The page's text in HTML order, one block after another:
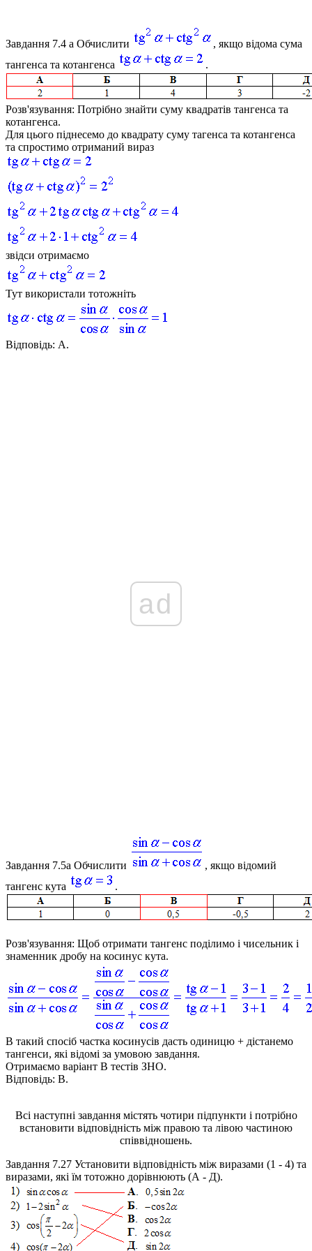
Завдання 7.4 а Обчислити
, якщо відома сума
тангенса та котангенса
.
Розв'язування: Потрібно знайти суму квадратів тангенса та
котангенса.
Для цього піднесемо до квадрату суму тагенса та котангенса
та спростимо отриманий вираз
звідси отримаємо
Тут використали тотожніть
Відповідь: А.
ad
Завдання 7.5а Обчислити
, якщо відомий
тангенс кута
.
Розв'язування: Щоб отримати тангенс поділимо і чисельник і
знаменник дробу на косинус кута.
В такий спосіб частка косинусів дасть одиницю + дістанемо
тангенси, які відомі за умовою завдання.
Отримаємо варіант В тестів ЗНО.
Відповідь: В.
Всі наступні завдання містять чотири підпункти і потрібно
встановити відповідність між правою та лівою частиною
співвідношень.
Завдання 7.27 Установити відповідність між виразами (1 - 4) та
виразами, які їм тотожно дорівнюють (А - Д).